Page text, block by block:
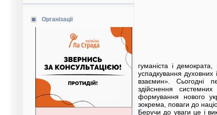
Організації
гуманіста і демократа,
успадкування духовних
взаємин». Сьогодні
здійснення
формування нового
зокрема, поваги до
Беручи до уваги це і